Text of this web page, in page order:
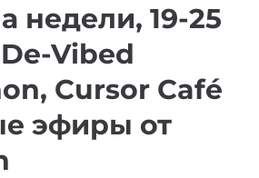
недели, 19-25
Vibed
Cursor Café
эфиры от